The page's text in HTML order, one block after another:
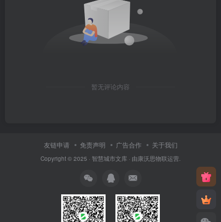
暂无评论内容
友链申请 免责声明 广告合作 关于我们
Copyright © 2025 · 智慧城市文库 · 由康沃思物联运营.